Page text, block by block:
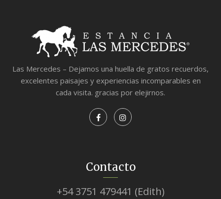
Las Mercedes – Dejamos una huella de gratos recuerdos,
excelentes paisajes y experiencias incomparables en
cada visita. gracias por elejirnos.
Contacto
+54 3751 479441 (Edith)